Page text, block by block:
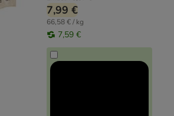
7,99 €
66,58 € / kg
7,59 €